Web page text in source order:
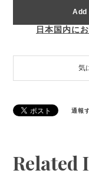
日本国内に
気
通報
Related